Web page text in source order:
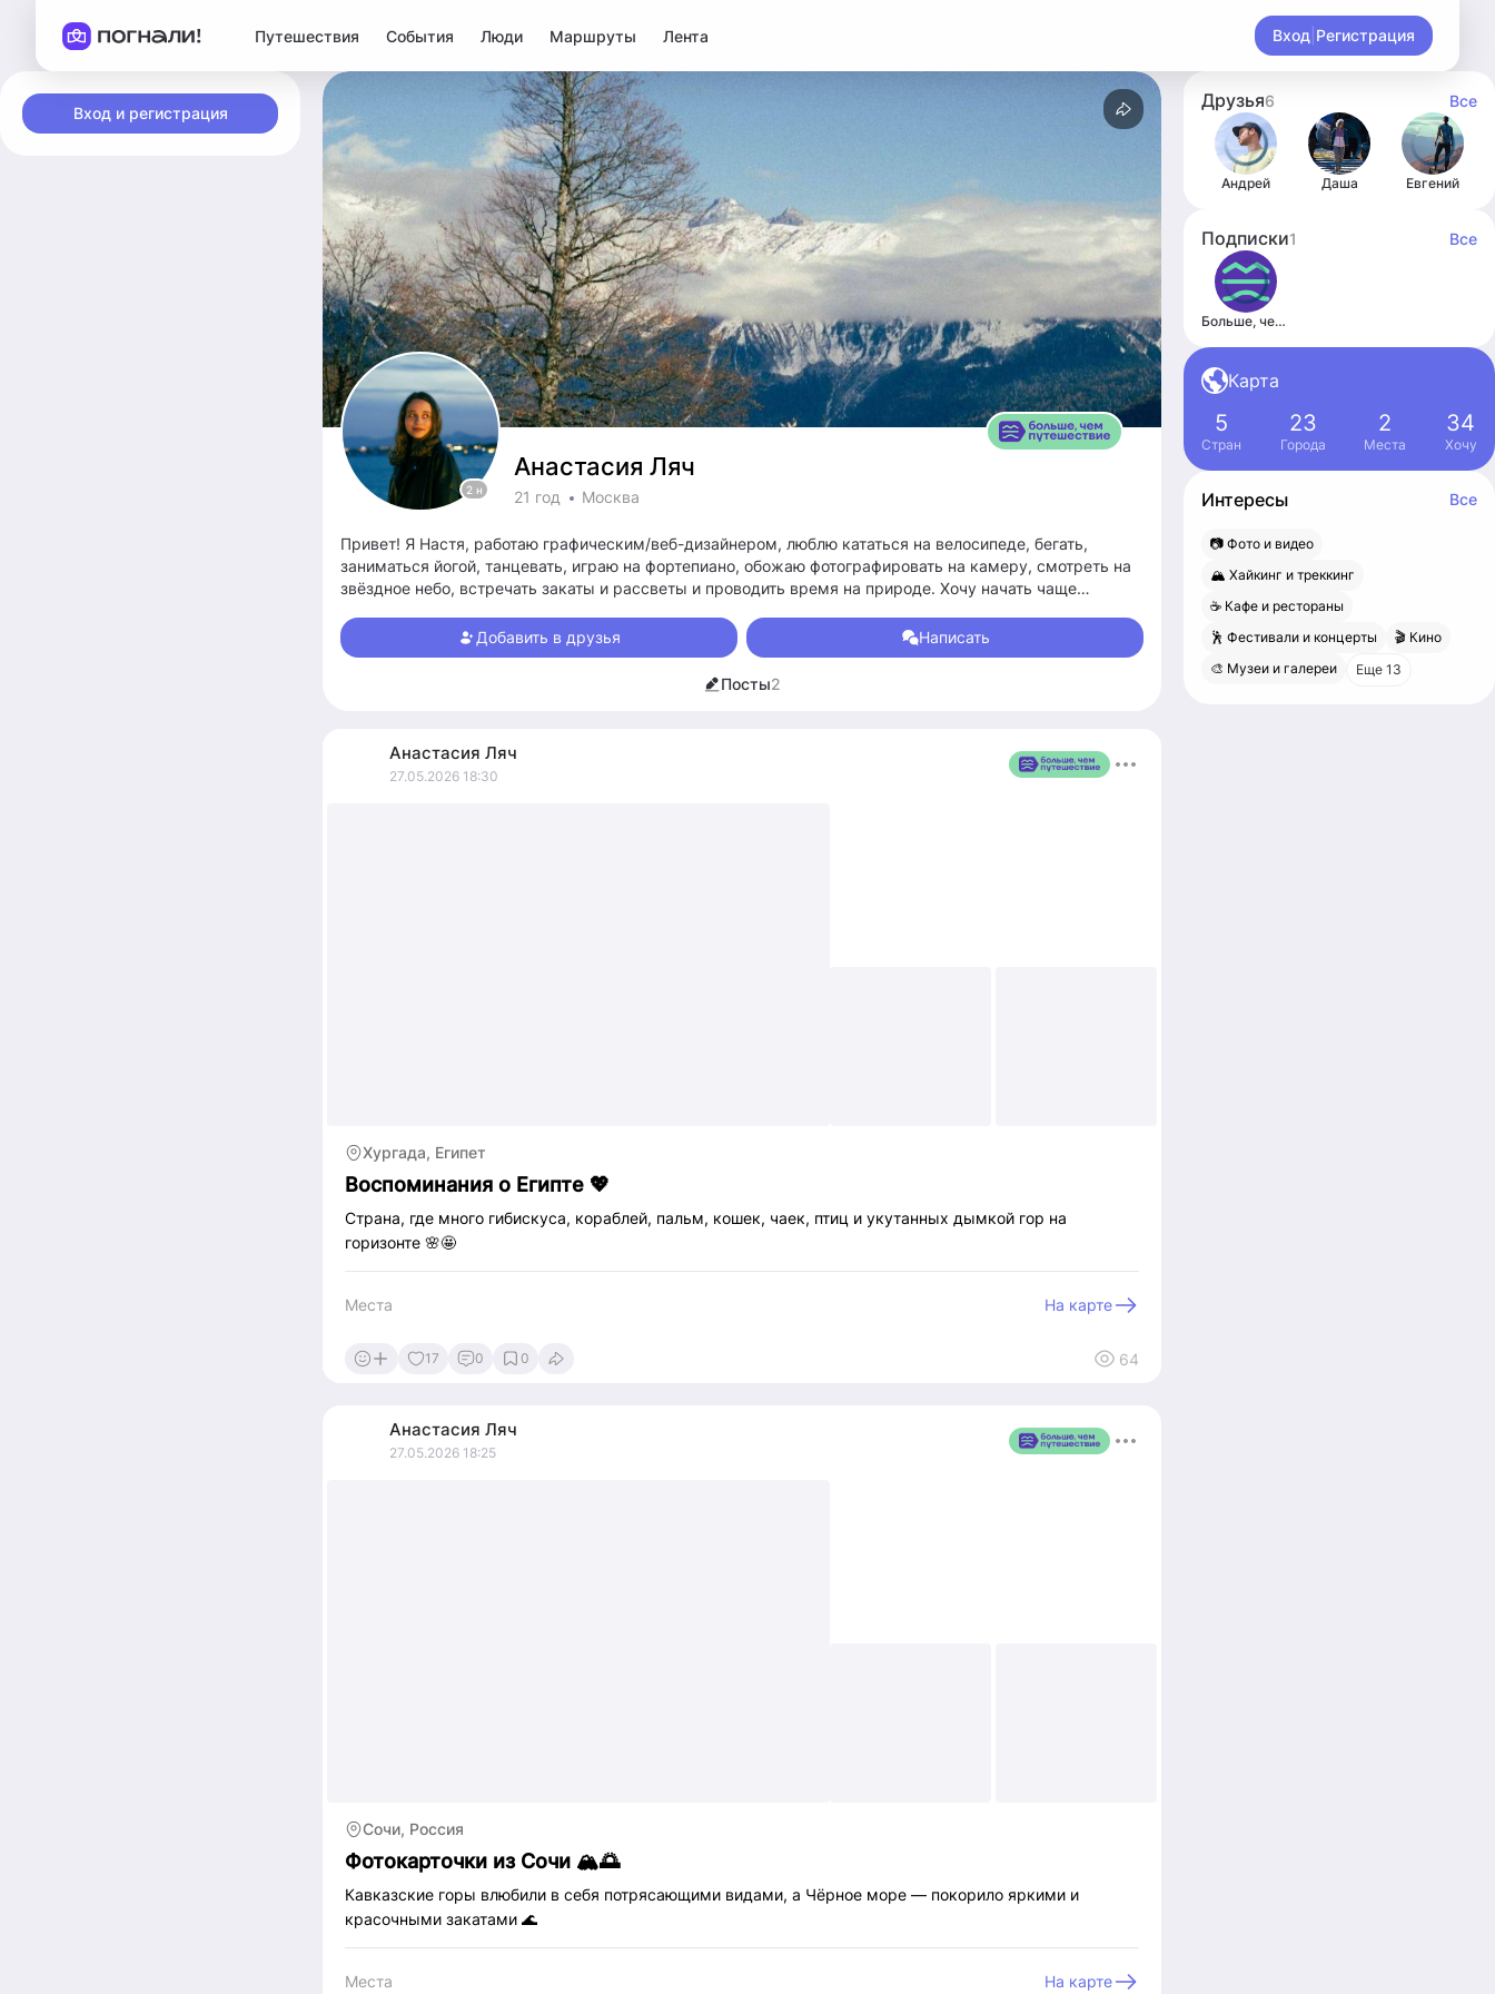
Путешествия События Люди Маршруты Лента Вход Регистрация
Вход и регистрация
2 н
Анастасия Ляч
21 год Москва
Привет! Я Настя, работаю графическим/веб-дизайнером, люблю кататься на велосипеде, бегать,
заниматься йогой, танцевать, играю на фортепиано, обожаю фотографировать на камеру, смотреть на
звёздное небо, встречать закаты и рассветы и проводить время на природе. Хочу начать чаще
Добавить в друзья
Написать
Посты2
Анастасия Ляч
27.05.2026 18:30
Хургада, Египет
Воспоминания о Египте 💖
Страна, где много гибискуса, кораблей, пальм, кошек, чаек, птиц и укутанных дымкой гор на
горизонте 🌸🤩
Места На карте
17 0 0 64
Анастасия Ляч
27.05.2026 18:25
Сочи, Россия
Фотокарточки из Сочи 🏔️🌅
Кавказские горы влюбили в себя потрясающими видами, а Чёрное море — покорило яркими и
красочными закатами 🌊
Места На карте
Друзья6 Все
Андрей Даша Евгений
Подписки1 Все
Больше, чем путешествие
Карта
5
Стран
23
Города
2
Места
34
Хочу
Интересы Все
📷 Фото и видео
🏔 Хайкинг и треккинг
☕️ Кафе и рестораны
🕺 Фестивали и концерты
🎬 Кино
🎨 Музеи и галереи
Еще 13